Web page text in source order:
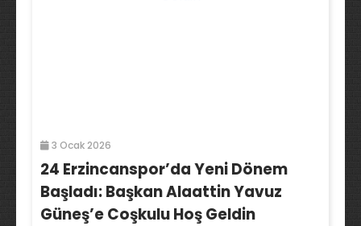
3 Ocak 2026
24 Erzincanspor’da Yeni Dönem
Başladı: Başkan Alaattin Yavuz
Güneş’e Coşkulu Hoş Geldin